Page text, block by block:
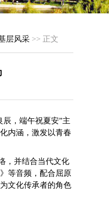
层风采 >> 正文
辰，端午祝夏安”主
内涵，激发以青春
，并结合当代文化
等音频，配合屈原
文化传承者的角色